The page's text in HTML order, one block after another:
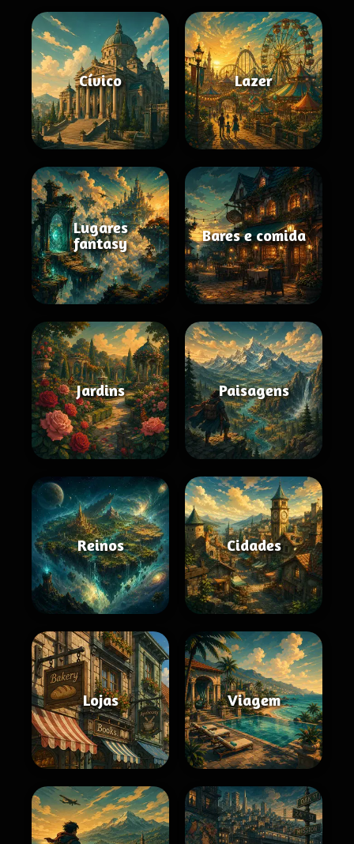
Cívico Lazer
Lugares
fantasy
Bares e comida
Jardins Paisagens
Reinos Cidades
Lojas Viagem